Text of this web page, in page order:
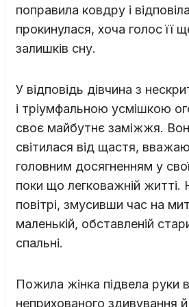
поправила ковдру і
прокинулася, хоча голос її
залишків сну.
У відповідь дівчина з
і тріумфальною усмішкою
своє майбутнє заміжжя.
світилася від щастя,
головним досягненням у
поки що легковажній житті.
повітрі, змусивши час на
маленькій, обставленій
спальні.
Пожила жінка підвела руки
неприхованого здивування й